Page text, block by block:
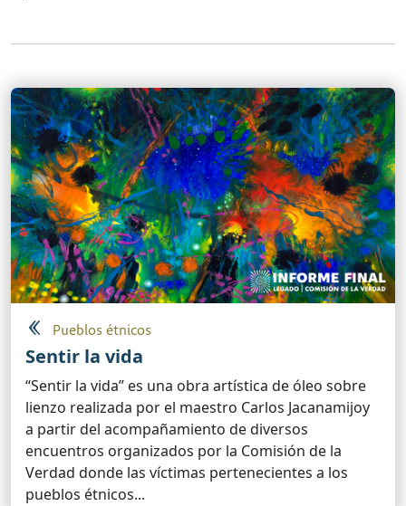
Pueblos étnicos
Sentir la vida
“Sentir la vida” es una obra artística de óleo sobre
lienzo realizada por el maestro Carlos Jacanamijoy
a partir del acompañamiento de diversos
encuentros organizados por la Comisión de la
Verdad donde las víctimas pertenecientes a los
pueblos étnicos...